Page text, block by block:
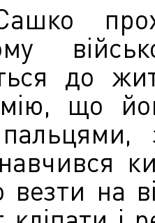
до
що
везти на